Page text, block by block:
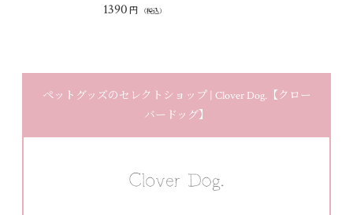
1390 円 （税込）
ペットグッズのセレクトショップ | Clover Dog.【クロー
バードッグ】